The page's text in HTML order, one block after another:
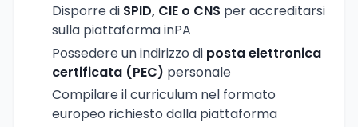
Disporre di SPID, CIE o CNS per accreditarsi
sulla piattaforma inPA
Possedere un indirizzo di posta elettronica
certificata (PEC) personale
Compilare il curriculum nel formato
europeo richiesto dalla piattaforma